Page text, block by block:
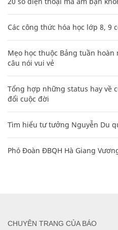
Các công thức hóa học lớp 8, 9
Mẹo học thuộc Bảng tuần
câu nói vui vẻ
Tổng hợp những status hay về
đổi cuộc đời
Tìm hiểu tư tưởng Nguyễn Du
Phó Đoàn ĐBQH Hà Giang
CHUYÊN TRANG CỦA BÁO